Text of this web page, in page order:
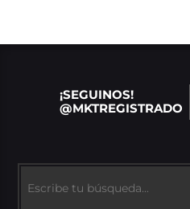
¡SEGUINOS!
@MKTREGISTRADO